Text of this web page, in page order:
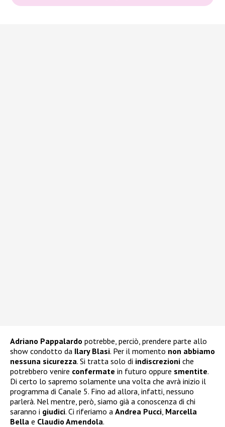
Adriano Pappalardo potrebbe, perciò, prendere parte allo
show condotto da Ilary Blasi. Per il momento non abbiamo
nessuna sicurezza. Si tratta solo di indiscrezioni che
potrebbero venire confermate in futuro oppure smentite.
Di certo lo sapremo solamente una volta che avrà inizio il
programma di Canale 5. Fino ad allora, infatti, nessuno
parlerà. Nel mentre, però, siamo già a conoscenza di chi
saranno i giudici. Ci riferiamo a Andrea Pucci Marcella
Bella e Claudio Amendola.